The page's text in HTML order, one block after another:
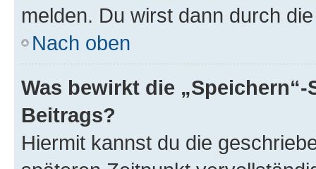
melden. Du wirst dann durch
Nach oben
Was bewirkt die
Beitrags?
Hiermit kannst du die